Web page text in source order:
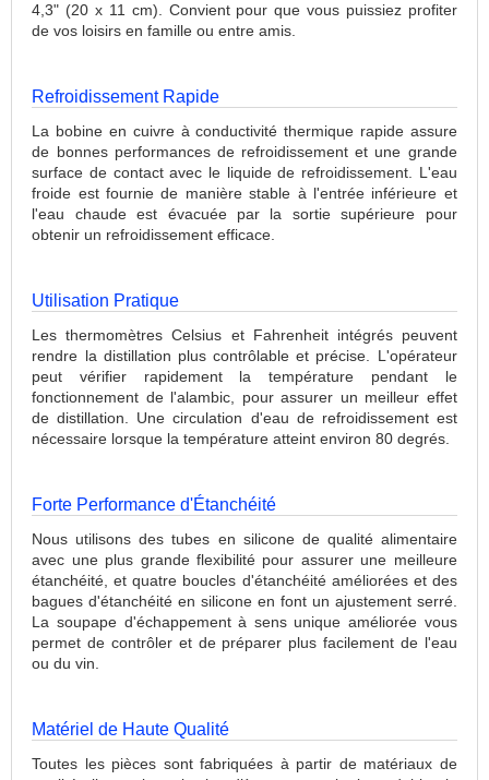
4,3" (20 x 11 cm). Convient pour que vous puissiez profiter
de vos loisirs en famille ou entre amis.
Refroidissement Rapide
La bobine en cuivre à conductivité thermique rapide assure
de bonnes performances de refroidissement et une grande
surface de contact avec le liquide de refroidissement. L'eau
froide est fournie de manière stable à l'entrée inférieure et
l'eau chaude est évacuée par la sortie supérieure pour
obtenir un refroidissement efficace.
Utilisation Pratique
Les thermomètres Celsius et Fahrenheit intégrés peuvent
rendre la distillation plus contrôlable et précise. L'opérateur
peut vérifier rapidement la température pendant le
fonctionnement de l'alambic, pour assurer un meilleur effet
de distillation. Une circulation d'eau de refroidissement est
nécessaire lorsque la température atteint environ 80 degrés.
Forte Performance d'Étanchéité
Nous utilisons des tubes en silicone de qualité alimentaire
avec une plus grande flexibilité pour assurer une meilleure
étanchéité, et quatre boucles d'étanchéité améliorées et des
bagues d'étanchéité en silicone en font un ajustement serré.
La soupape d'échappement à sens unique améliorée vous
permet de contrôler et de préparer plus facilement de l'eau
ou du vin.
Matériel de Haute Qualité
Toutes les pièces sont fabriquées à partir de matériaux de